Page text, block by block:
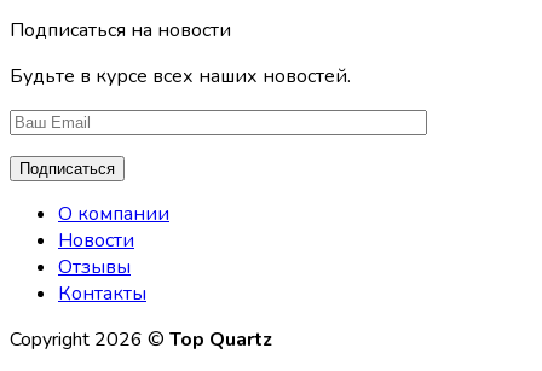
Подписаться на новости
Будьте в курсе всех наших новостей.
О компании
Новости
Отзывы
Контакты
Copyright 2026 © Top Quartz